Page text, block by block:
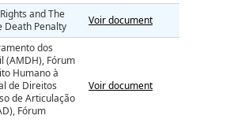
and The
Death Penalty
Voir document
dos
(AMDH), Fórum
Humano à
de Direitos
de Articulação
Fórum
Voir document